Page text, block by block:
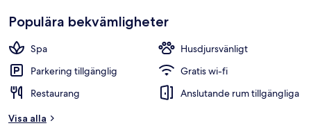
Populära bekvämligheter
Spa
Husdjursvänligt
Parkering tillgänglig
Gratis wi-fi
Restaurang
Anslutande rum tillgängliga
Visa alla